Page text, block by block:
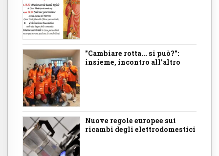
"Cambiare rotta... si può?":
insieme, incontro all'altro
Nuove regole europee sui
ricambi degli elettrodomestici